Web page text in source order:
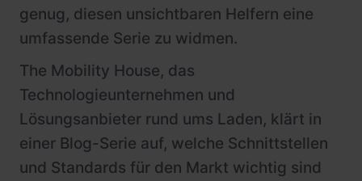
genug, diesen unsichtbaren Helfern eine
umfassende Serie zu widmen.
The Mobility House, das
Technologieunternehmen und
Lösungsanbieter rund ums Laden, klärt in
einer Blog-Serie auf, welche Schnittstellen
und Standards für den Markt wichtig sind